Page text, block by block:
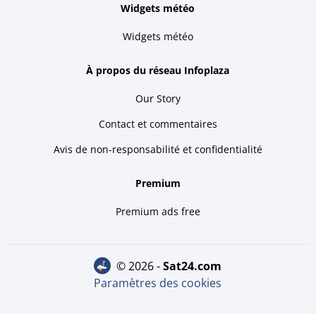
Widgets météo
Widgets météo
À propos du réseau Infoplaza
Our Story
Contact et commentaires
Avis de non-responsabilité et confidentialité
Premium
Premium ads free
© 2026 - sat24.com
Paramètres des cookies